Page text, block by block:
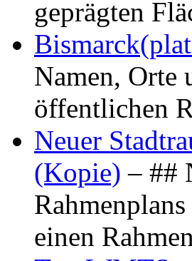
geprägten
Namen, Orte
öffentlichen
Neuer
(Kopie) – ##
einen